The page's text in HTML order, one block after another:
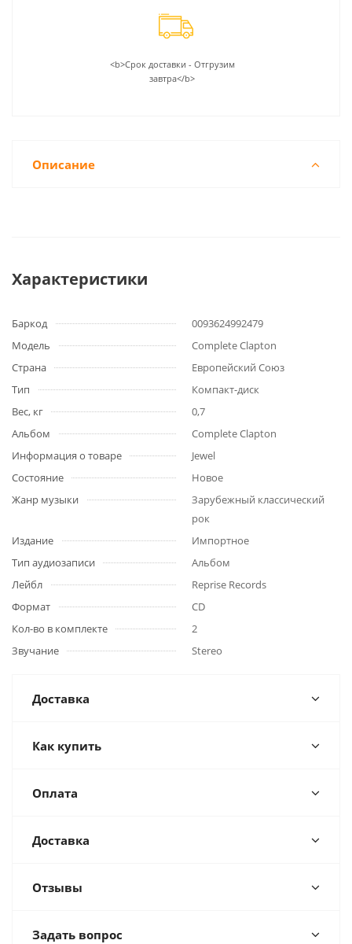
<b>Срок доставки - Отгрузим
завтра</b>
Описание
Характеристики
Баркод
0093624992479
Модель
Complete Clapton
Страна
Европейский Союз
Тип
Компакт-диск
Вес, кг
0,7
Альбом
Complete Clapton
Информация о товаре
Jewel
Состояние
Новое
Жанр музыки
Зарубежный классический
рок
Издание
Импортное
Тип аудиозаписи
Альбом
Лейбл
Reprise Records
Формат
CD
Кол-во в комплекте
2
Звучание
Stereo
Доставка
Как купить
Оплата
Доставка
Отзывы
Задать вопрос